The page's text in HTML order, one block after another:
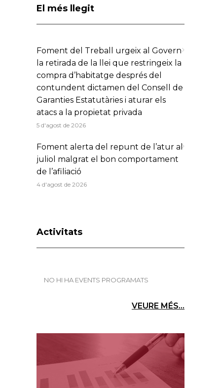
El més llegit
Foment del Treball urgeix al Govern
la retirada de la llei que restringeix la
compra d’habitatge després del
contundent dictamen del Consell de
Garanties Estatutàries i aturar els
atacs a la propietat privada
5 d'agost de 2026
Foment alerta del repunt de l’atur al
juliol malgrat el bon comportament
de l’afiliació
4 d'agost de 2026
Activitats
NO HI HA EVENTS PROGRAMATS
VEURE MÉS...